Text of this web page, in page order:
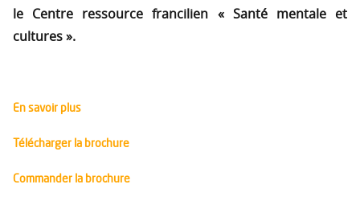
le Centre ressource francilien « Santé mentale et
cultures ».
En savoir plus
Télécharger la brochure
Commander la brochure